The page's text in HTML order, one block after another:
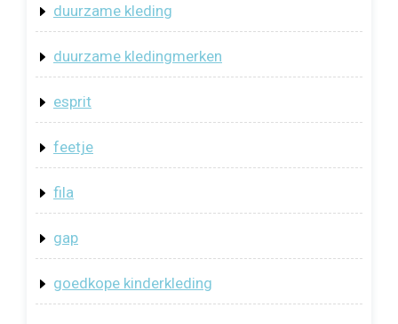
duurzame kleding
duurzame kledingmerken
esprit
feetje
fila
gap
goedkope kinderkleding